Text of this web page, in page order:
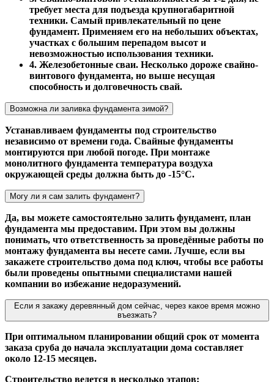
требует места для подъезда крупногабаритной
техники. Самый привлекательный по цене
фундамент. Применяем его на небольших объектах,
участках с большим перепадом высот и
невозможностью использования техники.
4. Железобетонные сваи. Несколько дороже свайно-
винтового фундамента, но выше несущая
способность и долговечность свай.
Возможна ли заливка фундамента зимой?
Устанавливаем фундаменты под строительство
независимо от времени года. Свайные фундаменты
монтируются при любой погоде. При монтаже
монолитного фундамента температура воздуха
окружающей среды должна быть до -15°С.
Могу ли я сам залить фундамент?
Да, вы можете самостоятельно залить фундамент, план
фундамента мы предоставим. При этом вы должны
понимать, что ответственность за проведённые работы по
монтажу фундамента вы несете сами. Лучше, если вы
закажете строительство дома под ключ, чтобы все работы
были проведены опытными специалистами нашей
компании во избежание недоразумений.
Если я закажу деревянный дом сейчас, через какое время можно
въезжать?
При оптимальном планировании общий срок от момента
заказа сруба до начала эксплуатации дома составляет
около 12-15 месяцев.
Строительство ведется в несколько этапов: